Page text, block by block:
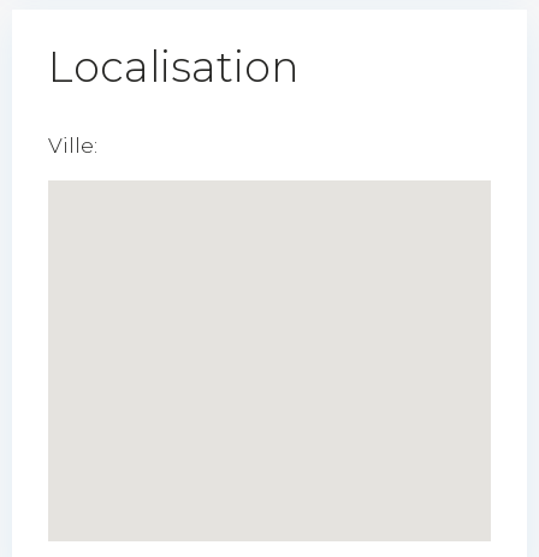
Localisation
Ville: